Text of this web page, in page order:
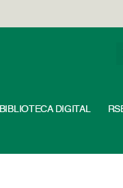
BIBLIOTECA DIGITAL